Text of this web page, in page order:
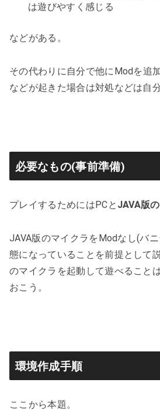
は遊びやすく感じる
などがある。
その代わりに自分で他にModを追
などが起きた場合は対処などは自
必要なもの(事前準備)
プレイするためにはPCと JAVA版
JAVA版のマイクラをModなし(バ
態になっていることを前提として
のマイクラを起動して遊べること
おこう。
環境作成手順
ここから本題。